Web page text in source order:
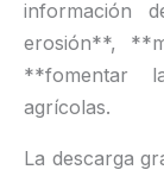
información
erosión**,
**fomentar
agrícolas.
La descarga